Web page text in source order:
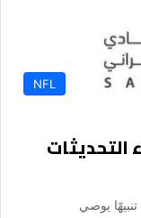
NFL
التحديثات
يوصي